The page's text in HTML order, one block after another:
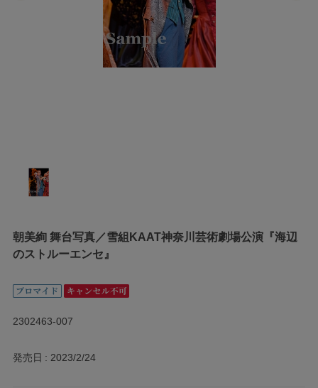
朝美絢 舞台写真／雪組KAAT神奈川芸術劇場公演『海辺
のストルーエンセ』
2302463-007
発売日 2023/2/24